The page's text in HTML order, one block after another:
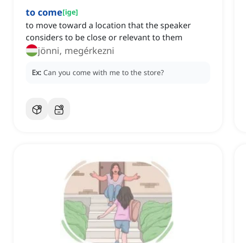
to come[ige]
to move toward a location that the speaker
considers to be close or relevant to them
jönni, megérkezni
Ex: Can you come with me to the store?